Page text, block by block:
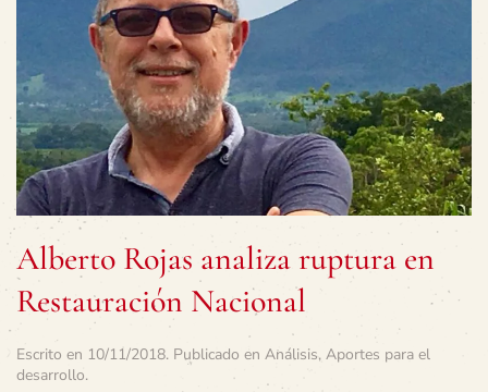
Alberto Rojas analiza ruptura en
Restauración Nacional
Escrito en 10/11/2018. Publicado en Análisis, Aportes para el
desarrollo.